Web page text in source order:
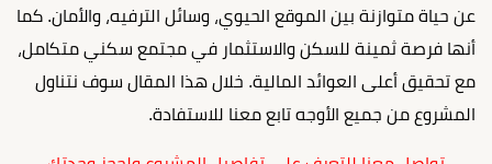
عن حياة متوازنة بين الموقع الحيوي، وسائل الترفيه، والأمان. كما
أنها فرصة ثمينة للسكن والاستثمار في مجتمع سكني متكامل،
مع تحقيق أعلى العوائد المالية. خلال هذا المقال سوف نتناول
المشروع من جميع الأوجه تابع معنا للاستفادة.